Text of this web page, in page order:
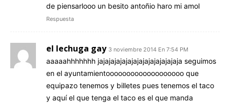
de piensarlooo un besito antoñio haro mi amol
Respuesta
el lechuga gay 3 noviembre 2014 En 7:54 PM
aaaaahhhhhhh jajajajajajajajajajajajajajaja seguimos
en el ayuntamientooooooooooooooooooo que
equipazo tenemos y billetes pues tenemos el taco
y aquí el que tenga el taco es el que manda